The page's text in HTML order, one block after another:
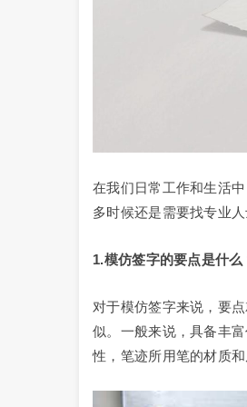
在我们日常工作和生活
多时候还是需要找专业
1.模仿签字的要点是什么
对于模仿签字来说，要
似。一般来说，具备丰
性，笔迹所用笔的材质和